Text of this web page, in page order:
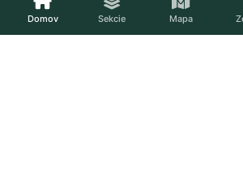
Domov Sekcie Mapa